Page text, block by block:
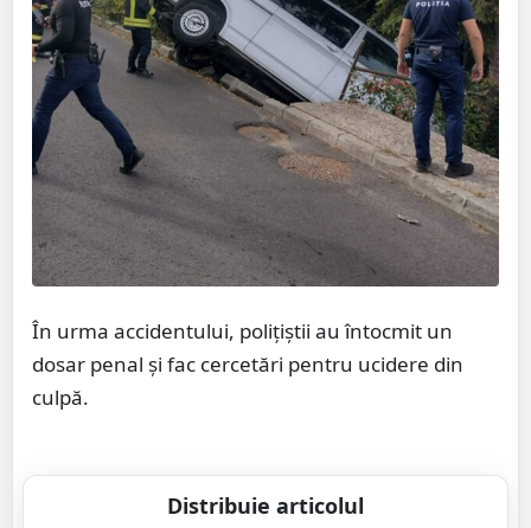
În urma accidentului, poliţiştii au întocmit un
dosar penal şi fac cercetări pentru ucidere din
culpă.
Distribuie articolul